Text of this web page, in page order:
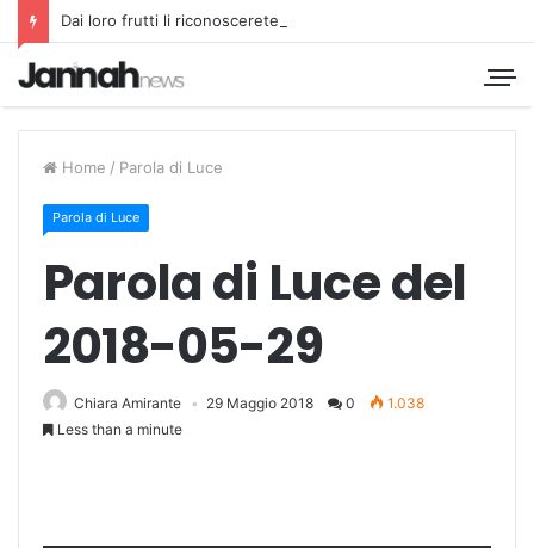
Dai loro frutti li riconoscerete
Home / Parola di Luce
Parola di Luce
Parola di Luce del
2018-05-29
Chiara Amirante 29 Maggio 2018 0
1.038
Less than a minute